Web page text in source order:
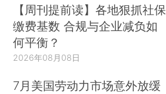
【周刊提前读】各地狠抓社保
缴费基数 合规与企业减负如
何平衡？
2026年08月08日
7月美国劳动力市场意外放缓